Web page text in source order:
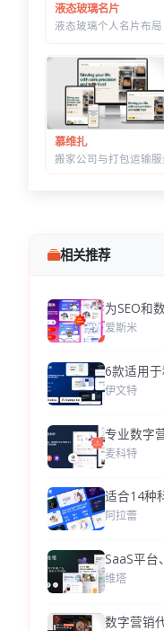
液态玻璃名片
慕维扎
相关推荐
为SEO和
爱斯米
6款适用
伊文特
专业数字
麦科特
适合14种
阿拉蕾
SaaS平台
维塔
数字营销